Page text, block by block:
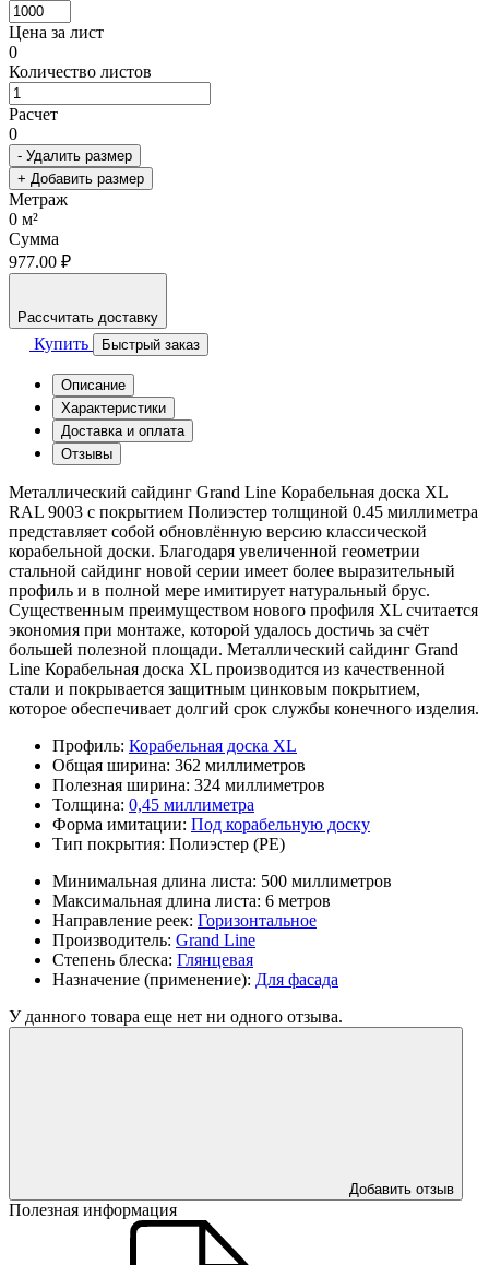
Цена за лист
0
Количество листов
Расчет
0
- Удалить размер
+ Добавить размер
Метраж
0 м²
Сумма
977.00 ₽
Рассчитать доставку
Купить Быстрый заказ
Описание
Характеристики
Доставка и оплата
Отзывы
Металлический сайдинг Grand Line Корабельная доска XL
RAL 9003 с покрытием Полиэстер толщиной 0.45 миллиметра
представляет собой обновлённую версию классической
корабельной доски. Благодаря увеличенной геометрии
стальной сайдинг новой серии имеет более выразительный
профиль и в полной мере имитирует натуральный брус.
Существенным преимуществом нового профиля XL считается
экономия при монтаже, которой удалось достичь за счёт
большей полезной площади. Металлический сайдинг Grand
Line Корабельная доска XL производится из качественной
стали и покрывается защитным цинковым покрытием,
которое обеспечивает долгий срок службы конечного изделия.
Профиль: Корабельная доска XL
Общая ширина: 362 миллиметров
Полезная ширина: 324 миллиметров
Толщина: 0,45 миллиметра
Форма имитации: Под корабельную доску
Тип покрытия: Полиэстер (PE)
Минимальная длина листа: 500 миллиметров
Максимальная длина листа: 6 метров
Направление реек: Горизонтальное
Производитель: Grand Line
Степень блеска: Глянцевая
Назначение (применение): Для фасада
У данного товара еще нет ни одного отзыва.
Добавить отзыв
Полезная информация